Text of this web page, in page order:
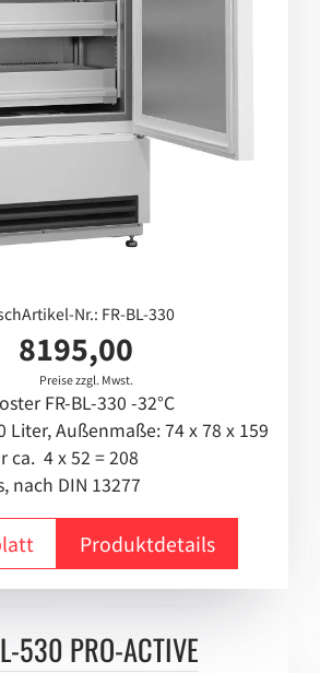
bis -50°C
bis -40°C
bis -30°C
ex geschützt,
Laborkühlschränke
ex-geschützt
GefrierKombination, ex
Kombination
Artikel-Nr.: FR-BL-330
8195,00
Preise zzgl. Mwst.
FR-BL-330 -32°C
Liter, Außenmaße: 74 x 78 x 159
ca. 4 x 52 = 208
nach DIN 13277
Produktdetails
530 PRO-ACTIVE